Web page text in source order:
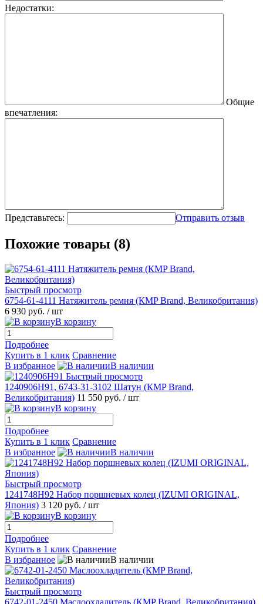
Недостатки:
Общие
впечатления:
Представьтесь: Отправить отзыв
Похожие товары (8)
Быстрый просмотр
6754-61-4111 Натяжитель ремня (КMP Brand, Великобритания)
6 930 руб. / шт
В корзину
Подробнее
Купить в 1 клик Сравнение
В избранное
В наличии
Быстрый просмотр
1240906H91, 6743-31-3102 Шатун (КMP Brand,
Великобритания) 11 550 руб. / шт
В корзину
Подробнее
Купить в 1 клик Сравнение
В избранное
В наличии
Быстрый просмотр
1241748H92 Набор поршневых колец (IZUMI ORIGINAL,
Япония) 3 120 руб. / шт
В корзину
Подробнее
Купить в 1 клик Сравнение
В избранное
В наличии
Быстрый просмотр